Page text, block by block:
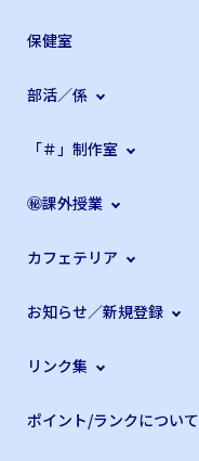
保健室
部活／係
「＃」制作室
㊙課外授業
カフェテリア
お知らせ／新規登録
リンク集
ポイント/ランクについて